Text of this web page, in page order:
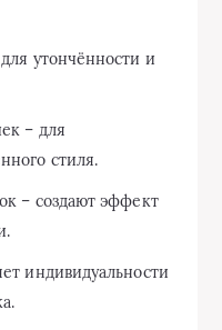
утончённости и
– для
стиля.
– создают эффект
индивидуальности